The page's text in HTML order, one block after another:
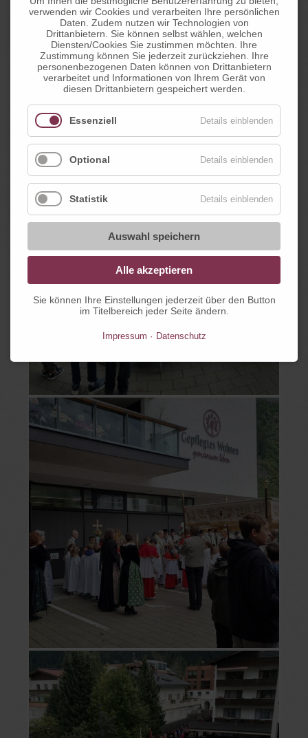
verwenden wir Cookies und verarbeiten Ihre persönlichen
Daten. Zudem nutzen wir Technologien von
Drittanbietern. Sie können selbst wählen, welchen
Diensten/Cookies Sie zustimmen möchten. Ihre
Zustimmung können Sie jederzeit zurückziehen. Ihre
personenbezogenen Daten können von Drittanbietern
verarbeitet und Informationen von Ihrem Gerät von
diesen Drittanbietern gespeichert werden.
Essenziell Details einblenden
Optional Details einblenden
Statistik Details einblenden
Auswahl speichern
Alle akzeptieren
Sie können Ihre Einstellungen jederzeit über den Button
im Titelbereich jeder Seite ändern.
Impressum Datenschutz